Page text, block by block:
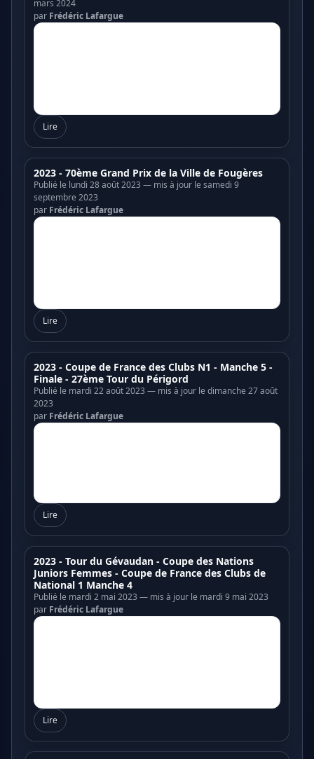
mars 2024
par Frédéric Lafargue
Lire
2023 - 70ème Grand Prix de la Ville de Fougères
Publié le lundi 28 août 2023 — mis à jour le samedi 9
septembre 2023
par Frédéric Lafargue
Lire
2023 - Coupe de France des Clubs N1 - Manche 5 -
Finale - 27ème Tour du Périgord
Publié le mardi 22 août 2023 — mis à jour le dimanche 27 août
2023
par Frédéric Lafargue
Lire
2023 - Tour du Gévaudan - Coupe des Nations
Juniors Femmes - Coupe de France des Clubs de
National 1 Manche 4
Publié le mardi 2 mai 2023 — mis à jour le mardi 9 mai 2023
par Frédéric Lafargue
Lire